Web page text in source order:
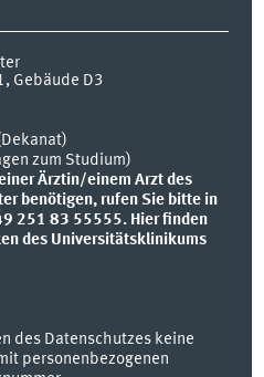
Gebäude D3
zum Studium)
Ärztin/einem Arzt des
benötigen, rufen Sie bitte in
251 83 55555. Hier finden
des Universitätsklinikums
des Datenschutzes keine
personenbezogenen